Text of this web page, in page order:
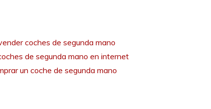
coches de segunda mano
de segunda mano en internet
un coche de segunda mano